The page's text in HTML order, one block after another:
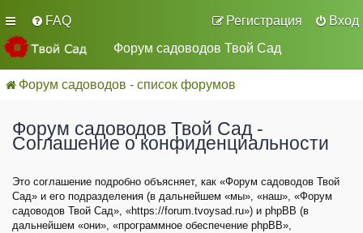
FAQ Вход
Регистрация
Форум садоводов Твой Сад
Форум садоводов - список форумов
Форум садоводов Твой Сад -
Соглашение о конфиденциальности
Это соглашение подробно объясняет, как «Форум садоводов Твой
Сад» и его подразделения (в дальнейшем «мы», «наш», «Форум
садоводов Твой Сад», «https://forum.tvoysad.ru») и phpBB (в
дальнейшем «они», «программное обеспечение phpBB»,